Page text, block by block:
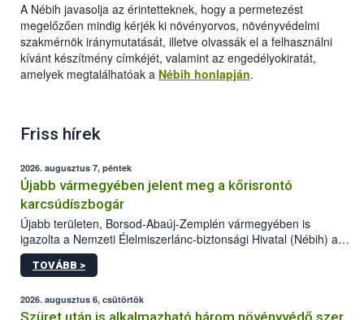
A Nébih javasolja az érintetteknek, hogy a permetezést
megelőzően mindig kérjék ki növényorvos, növényvédelmi
szakmérnök iránymutatását, illetve olvassák el a felhasználni
kívánt készítmény címkéjét, valamint az engedélyokiratát,
amelyek megtalálhatóak a Nébih honlapján.
Friss hírek
2026. augusztus 7, péntek
Újabb vármegyében jelent meg a kőrisrontó
karcsúdíszbogár
Újabb területen, Borsod-Abaúj-Zemplén vármegyében is
igazolta a Nemzeti Élelmiszerlánc-biztonsági Hivatal (Nébih) a
kőrisrontó karcsúdíszbogár (Agrilus planipennis) jelenlétét. A
kártevőt nem csak színcsapdában találták meg, de már fertőzött
az intenzív felderítést, emellett az intézkedéseket a szlovák
hatósággal is összehangolják a terjedés megállítása érdekében.
TOVÁBB >
2026. augusztus 6, csütörtök
Szüret után is alkalmazható három növényvédő szer